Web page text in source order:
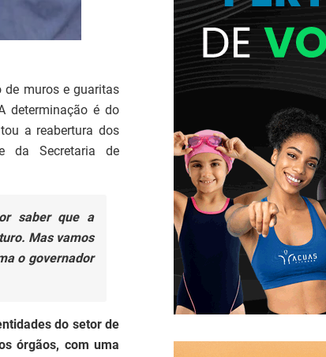
de muros e guaritas
determinação é do
a reabertura dos
da Secretaria de
saber que a
Mas vamos
o governador
do setor de
órgãos, com uma